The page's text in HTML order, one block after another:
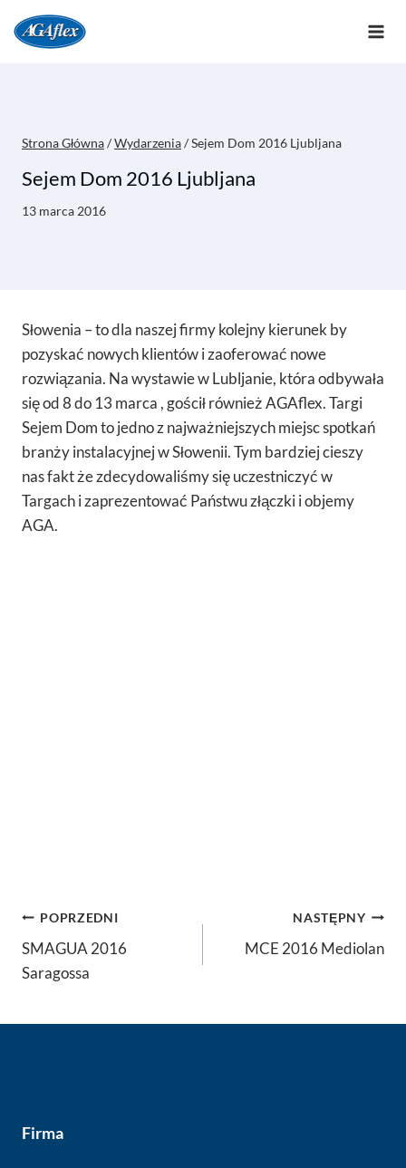
Przejdź
do
Strona Główna/Wydarzenia/Sejem Dom 2016 Ljubljana
Sejem Dom 2016 Ljubljana
13 marca 2016
Słowenia – to dla naszej firmy kolejny kierunek by
pozyskać nowych klientów i zaoferować nowe
rozwiązania. Na wystawie w Lubljanie, która odbywała
się od 8 do 13 marca , gościł również AGAflex. Targi
Sejem Dom to jedno z najważniejszych miejsc spotkań
branży instalacyjnej w Słowenii. Tym bardziej cieszy
nas fakt że zdecydowaliśmy się uczestniczyć w
Targach i zaprezentować Państwu złączki i objemy
AGA.
Nawigacja
wpisu
POPRZEDNI
SMAGUA 2016
Saragossa
NASTĘPNY
MCE 2016 Mediolan
Firma